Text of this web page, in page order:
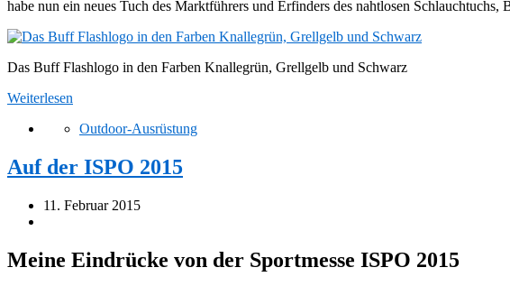
habe nun ein neues Tuch des Marktführers und Erfinders des nahtlosen
Das Buff Flashlogo in den Farben Knallegrün, Grellgelb und Schwarz
Weiterlesen
Outdoor-Ausrüstung
Auf der ISPO 2015
11. Februar 2015
Meine Eindrücke von der Sportmesse ISPO 2015